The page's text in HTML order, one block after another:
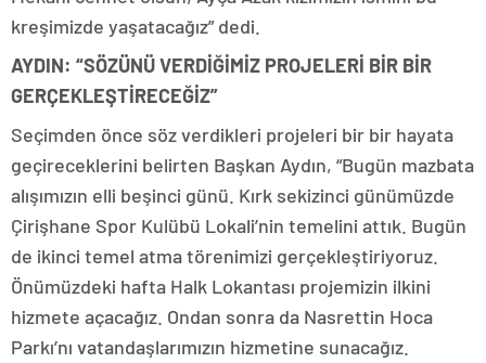
kreşimizde yaşatacağız” dedi.
AYDIN: “SÖZÜNÜ VERDİĞİMİZ PROJELERİ BİR BİR
GERÇEKLEŞTİRECEĞİZ”
Seçimden önce söz verdikleri projeleri bir bir hayata
geçireceklerini belirten Başkan Aydın, “Bugün mazbata
alışımızın elli beşinci günü. Kırk sekizinci günümüzde
Çirişhane Spor Kulübü Lokali’nin temelini attık. Bugün
de ikinci temel atma törenimizi gerçekleştiriyoruz.
Önümüzdeki hafta Halk Lokantası projemizin ilkini
hizmete açacağız. Ondan sonra da Nasrettin Hoca
Parkı’nı vatandaşlarımızın hizmetine sunacağız.